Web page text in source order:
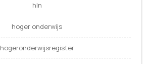
hln
hoger onderwijs
hogeronderwijsregister